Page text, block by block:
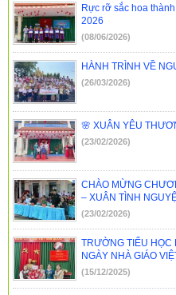
quy năm 2019 (14/03/2019)
Customer Reviews and Ratings
Supplements(14/03/2019)
Công văn Số 942/SGDĐT-
khai công tác xét tuyển ĐH, CĐSP,
Quy định thực hiện quy định
Lắk(29/06/2018)
Hướng dẫn công tác tuyển sinh
cao đẳng, tuyển sinh trung cấp
quy năm 2018 (16/04/2018)
Rực rỡ sắc hoa
2026
(08/06/2026)
HÀNH TRÌNH VỀ
(26/03/2026)
🌸 XUÂN YÊU
(23/02/2026)
CHÀO MỪNG
– XUÂN TÌNH
(23/02/2026)
TRƯỜNG TIỂU HỌC
NGÀY NHÀ GIÁO
(15/12/2025)